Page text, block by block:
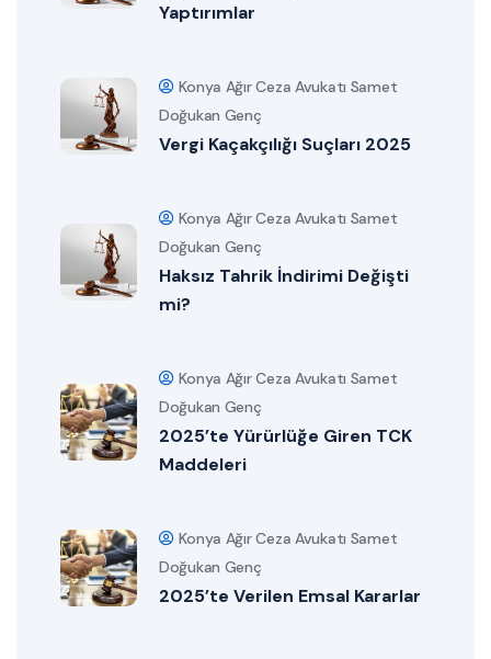
Yaptırımlar
Konya Ağır Ceza Avukatı Samet
Doğukan Genç
Vergi Kaçakçılığı Suçları 2025
Konya Ağır Ceza Avukatı Samet
Doğukan Genç
Haksız Tahrik İndirimi Değişti
mi?
Konya Ağır Ceza Avukatı Samet
Doğukan Genç
2025’te Yürürlüğe Giren TCK
Maddeleri
Konya Ağır Ceza Avukatı Samet
Doğukan Genç
2025’te Verilen Emsal Kararlar